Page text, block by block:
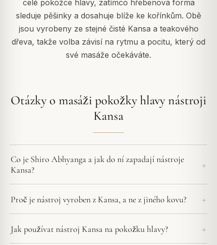
celé pokožce hlavy, zatímco hřebenová forma
sleduje pěšinky a dosahuje blíže ke kořínkům. Obě
jsou vyrobeny ze stejné čisté Kansa a teakového
dřeva, takže volba závisí na rytmu a pocitu, který od
své masáže očekáváte.
Otázky o masáži pokožky hlavy nástroji
Kansa
Co je Shiro Abhyanga a jak do ní zapadají nástroje
Kansa?
Proč je nástroj vyroben z Kansa, a ne z jiného kovu?
Jak používat nástroj Kansa na pokožku hlavy?